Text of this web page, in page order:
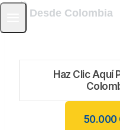
Desde Colombia
Haz Clic Aquí
50.000